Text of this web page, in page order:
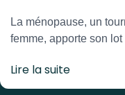
La ménopause, un
femme, apporte son
Lire la suite